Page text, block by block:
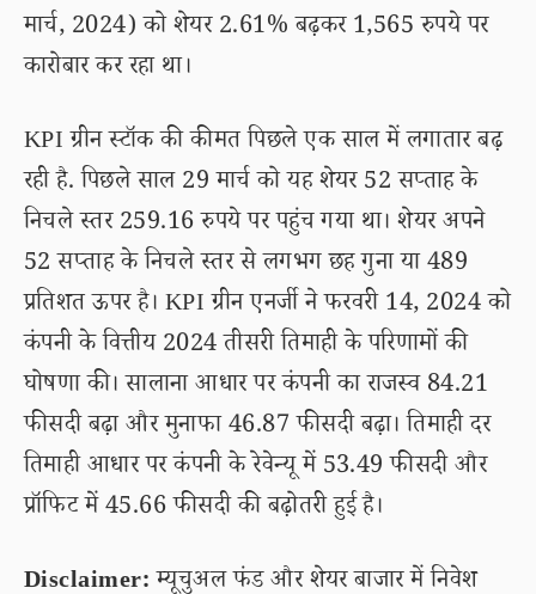
मार्च, 2024) को शेयर 2.61% बढ़कर 1,565 रुपये पर
कारोबार कर रहा था।
KPI ग्रीन स्टॉक की कीमत पिछले एक साल में लगातार बढ़
रही है. पिछले साल 29 मार्च को यह शेयर 52 सप्ताह के
निचले स्तर 259.16 रुपये पर पहुंच गया था। शेयर अपने
52 सप्ताह के निचले स्तर से लगभग छह गुना या 489
प्रतिशत ऊपर है। KPI ग्रीन एनर्जी ने फरवरी 14, 2024 को
कंपनी के वित्तीय 2024 तीसरी तिमाही के परिणामों की
घोषणा की। सालाना आधार पर कंपनी का राजस्व 84.21
फीसदी बढ़ा और मुनाफा 46.87 फीसदी बढ़ा। तिमाही दर
तिमाही आधार पर कंपनी के रेवेन्यू में 53.49 फीसदी और
प्रॉफिट में 45.66 फीसदी की बढ़ोतरी हुई है।
Disclaimer:म्यूचुअल फंड और शेयर बाजार में निवेश